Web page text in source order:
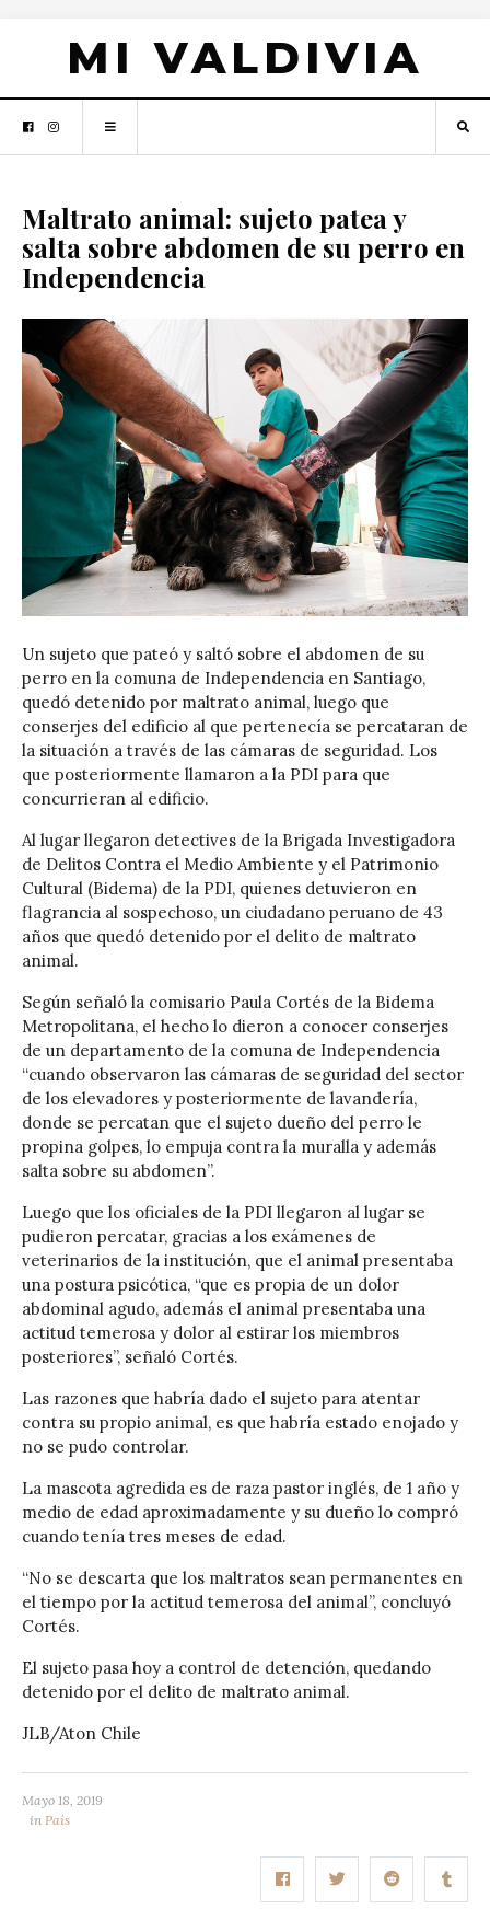
MI VALDIVIA
Maltrato animal: sujeto patea y
salta sobre abdomen de su perro en
Independencia
Un sujeto que pateó y saltó sobre el abdomen de su
perro en la comuna de Independencia en Santiago,
quedó detenido por maltrato animal, luego que
conserjes del edificio al que pertenecía se percataran de
la situación a través de las cámaras de seguridad. Los
que posteriormente llamaron a la PDI para que
concurrieran al edificio.
Al lugar llegaron detectives de la Brigada Investigadora
de Delitos Contra el Medio Ambiente y el Patrimonio
Cultural (Bidema) de la PDI, quienes detuvieron en
flagrancia al sospechoso, un ciudadano peruano de 43
años que quedó detenido por el delito de maltrato
animal.
Según señaló la comisario Paula Cortés de la Bidema
Metropolitana, el hecho lo dieron a conocer conserjes
de un departamento de la comuna de Independencia
“cuando observaron las cámaras de seguridad del sector
de los elevadores y posteriormente de lavandería,
donde se percatan que el sujeto dueño del perro le
propina golpes, lo empuja contra la muralla y además
salta sobre su abdomen”.
Luego que los oficiales de la PDI llegaron al lugar se
pudieron percatar, gracias a los exámenes de
veterinarios de la institución, que el animal presentaba
una postura psicótica, “que es propia de un dolor
abdominal agudo, además el animal presentaba una
actitud temerosa y dolor al estirar los miembros
posteriores”, señaló Cortés.
Las razones que habría dado el sujeto para atentar
contra su propio animal, es que habría estado enojado y
no se pudo controlar.
La mascota agredida es de raza pastor inglés, de 1 año y
medio de edad aproximadamente y su dueño lo compró
cuando tenía tres meses de edad.
“No se descarta que los maltratos sean permanentes en
el tiempo por la actitud temerosa del animal”, concluyó
Cortés.
El sujeto pasa hoy a control de detención, quedando
detenido por el delito de maltrato animal.
JLB/Aton Chile
Mayo 18, 2019
in País